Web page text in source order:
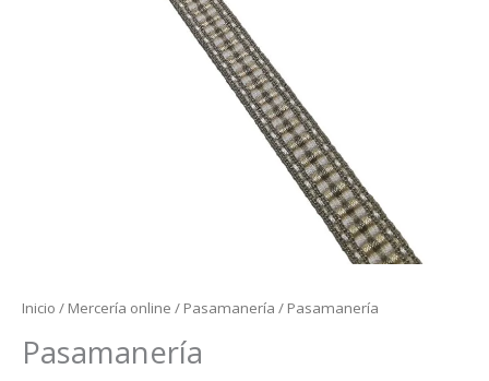
Inicio / Mercería online / Pasamanería / Pasamanería
Pasamanería